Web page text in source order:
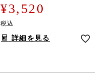
¥3,520
税込
詳細を見る